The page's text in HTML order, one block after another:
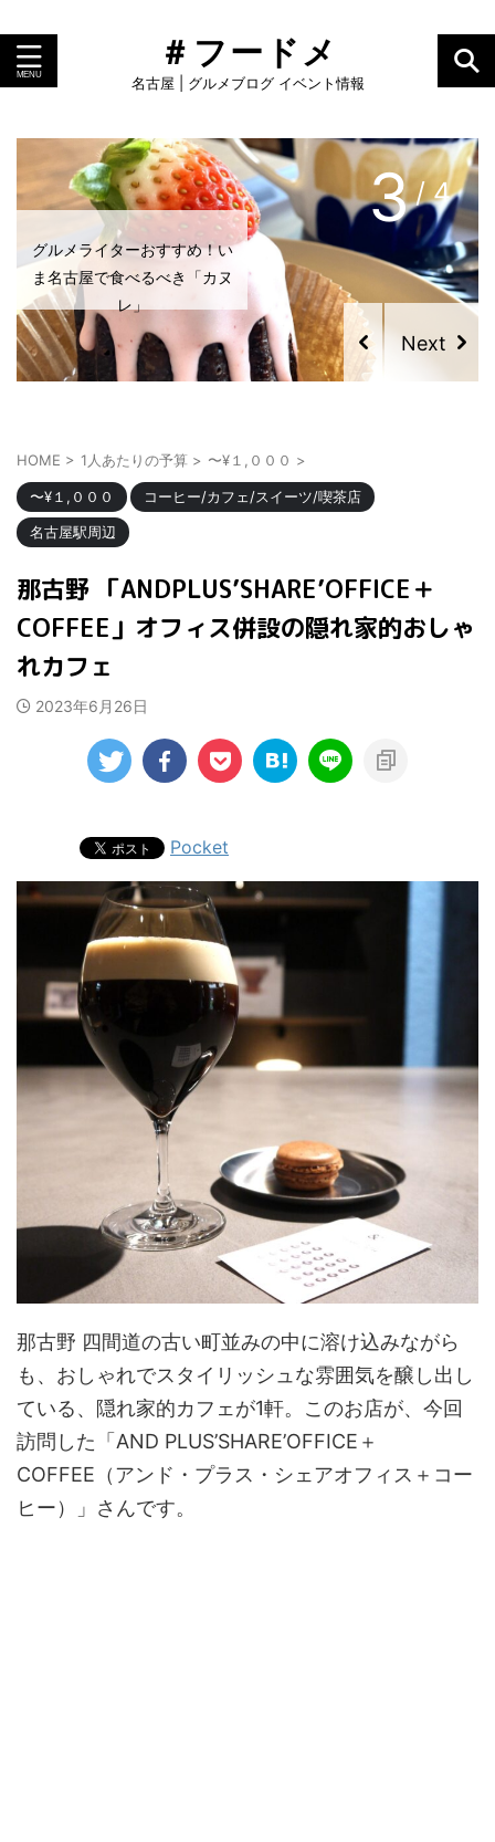
＃フードメ
名古屋 | グルメブログ イベント情報
グルメライターおすすめ！い
ま名古屋で食べるべき「カヌ
レ」
4/ 4
HOME > 1人あたりの予算 > 〜¥１,０００ >
〜¥１,０００
コーヒー/カフェ/スイーツ/喫茶店
名古屋駅周辺
那古野 「ANDPLUS’SHARE’OFFICE＋
COFFEE」オフィス併設の隠れ家的おしゃ
れカフェ
2023年6月26日
Pocket
那古野 四間道の古い町並みの中に溶け込みながら
も、おしゃれでスタイリッシュな雰囲気を醸し出し
ている、隠れ家的カフェが1軒。このお店が、今回
訪問した「AND PLUS’SHARE’OFFICE＋
COFFEE（アンド・プラス・シェアオフィス＋コー
ヒー）」さんです。